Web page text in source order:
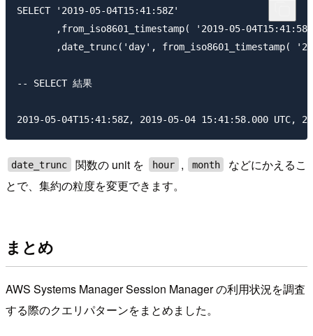
SELECT '2019-05-04T15:41:58Z'
,from_iso8601_timestamp( '2019-05-
,date_trunc('day', from_iso8601_timestamp(
-- SELECT 結果
date_trunc 関数の unit を hour , month
などにかえるこ
とで、集約の粒度を変更できます。
まとめ
AWS Systems Manager Session Manager の利用状況を調査
する際のクエリパターンをまとめました。